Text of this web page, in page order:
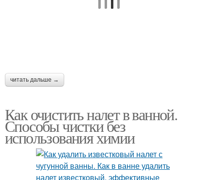
читать дальше →
Как очистить налет в ванной.
Способы чистки без
использования химии